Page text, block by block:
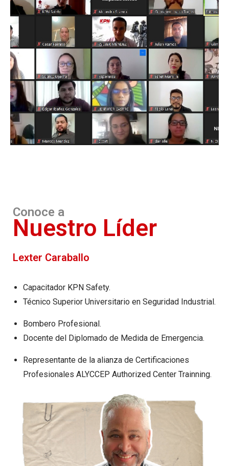
Conoce a
Nuestro Líder
Lexter Caraballo
Capacitador KPN Safety.
Técnico Superior Universitario en Seguridad Industrial.
Bombero Profesional.
Docente del Diplomado de Medida de Emergencia.
Representante de la alianza de Certificaciones
Profesionales ALYCCEP Authorized Center Trainning.